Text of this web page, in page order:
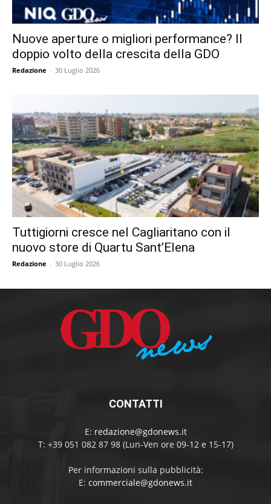
Nuove aperture o migliori performance? Il
doppio volto della crescita della GDO
Redazione - 30 Luglio 2026
Tuttigiorni cresce nel Cagliaritano con il
nuovo store di Quartu Sant’Elena
Redazione - 30 Luglio 2026
CONTATTI
E: redazione@gdonews.it
T: +39 051 082 87 98 (Lun-Ven ore 09-12 e 15-17)
Per informazioni sulla pubblicità:
E: commerciale@gdonews.it